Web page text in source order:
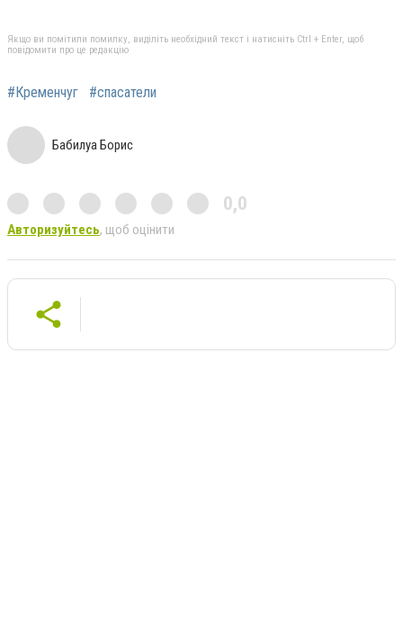
Якщо ви помітили помилку, виділіть необхідний текст і натисніть Ctrl + Enter, щоб
повідомити про це редакцію
#Кременчуг #спасатели
Бабилуа Борис
0,0
Авторизуйтесь, щоб оцінити